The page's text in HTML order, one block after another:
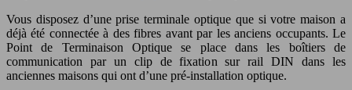
Vous disposez d’une prise terminale optique que si votre maison a
déjà été connectée à des fibres avant par les anciens occupants. Le
Point de Terminaison Optique se place dans les boîtiers de
communication par un clip de fixation sur rail DIN dans les
anciennes maisons qui ont d’une pré-installation optique.